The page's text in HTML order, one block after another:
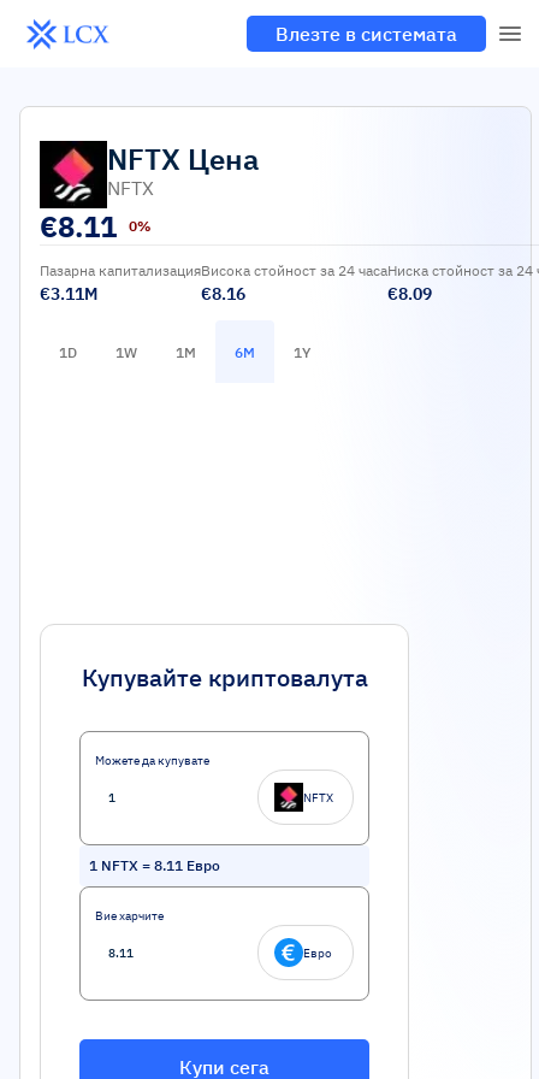
Влезте в системата
NFTX Цена
NFTX
€8.11 0%
Пазарна капитализация
€3.11M
Висока стойност за 24 часа
€8.16
Ниска стойност за 24
€8.09
1D 1W 1M 6M 1Y
Купувайте криптовалута
Можете да купувате
NFTX
1 NFTX = 8.11 Евро
Вие харчите
Евро
Купи сега